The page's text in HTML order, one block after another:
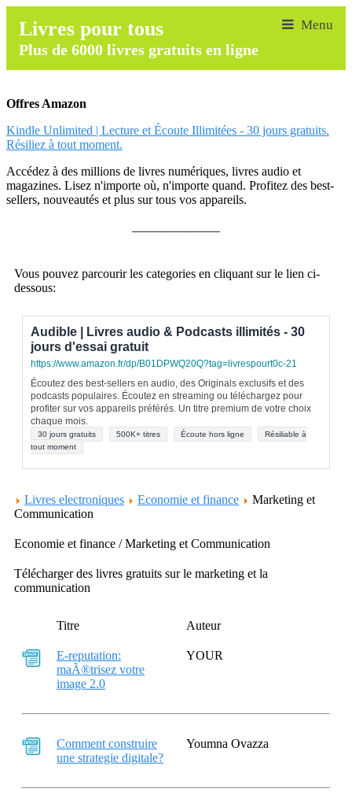
Livres pour tous
Plus de 6000 livres gratuits en ligne
Offres Amazon
Kindle Unlimited | Lecture et Écoute Illimitées - 30 jours gratuits.
Résiliez à tout moment.
Accédez à des millions de livres numériques, livres audio et
magazines. Lisez n'importe où, n'importe quand. Profitez des best-
sellers, nouveautés et plus sur tous vos appareils.
Vous pouvez parcourir les categories en cliquant sur le lien ci-
dessous:
Audible | Livres audio & Podcasts illimités - 30
jours d'essai gratuit
https://www.amazon.fr/dp/B01DPWQ20Q?tag=livrespourt0c-21
Écoutez des best-sellers en audio, des Originals exclusifs et des
podcasts populaires. Écoutez en streaming ou téléchargez pour
profiter sur vos appareils préférés. Un titre premium de votre choix
chaque mois.
30 jours gratuits 500K+ titres Écoute hors ligne
Résiliable à
tout moment
Livres electroniques Economie et finance
Marketing et
Communication
Economie et finance / Marketing et Communication
Télécharger des livres gratuits sur le marketing et la
communication
Titre Auteur
E-reputation:
maÃ®trisez votre
image 2.0
YOUR
Comment construire
une strategie digitale?
Youmna Ovazza